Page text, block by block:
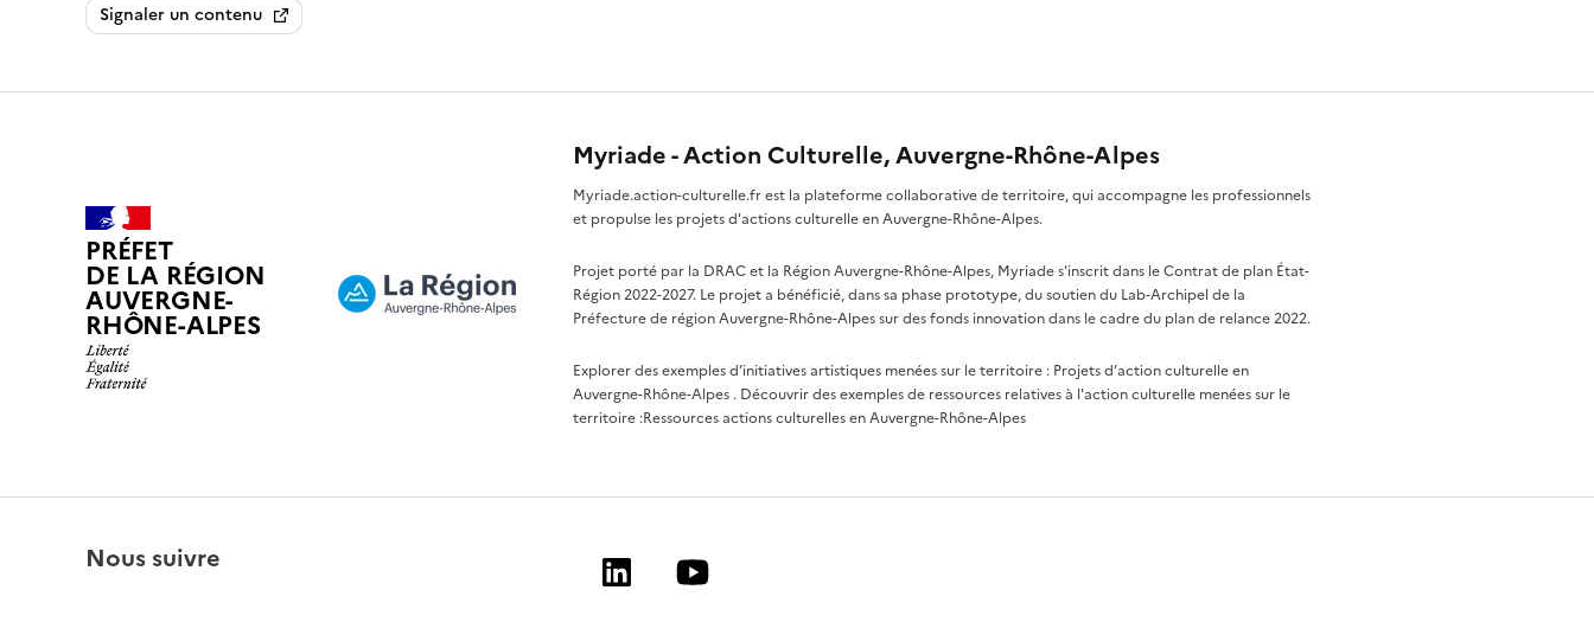
Signaler un contenu
PRÉFET
DE LA RÉGION
AUVERGNE-
RHÔNE-ALPES
Myriade - Action Culturelle, Auvergne-Rhône-Alpes
Myriade.action-culturelle.fr est la plateforme collaborative de territoire, qui accompagne les professionnels
et propulse les projets d'actions culturelle en Auvergne-Rhône-Alpes.
Projet porté par la DRAC et la Région Auvergne-Rhône-Alpes, Myriade s'inscrit dans le Contrat de plan État-
Région 2022-2027. Le projet a bénéficié, dans sa phase prototype, du soutien du Lab-Archipel de la
Préfecture de région Auvergne-Rhône-Alpes sur des fonds innovation dans le cadre du plan de relance 2022.
Explorer des exemples d’initiatives artistiques menées sur le territoire : Projets d’action culturelle en
Auvergne-Rhône-Alpes . Découvrir des exemples de ressources relatives à l'action culturelle menées sur le
territoire :Ressources actions culturelles en Auvergne-Rhône-Alpes
Nous suivre
LinkedinYoutube